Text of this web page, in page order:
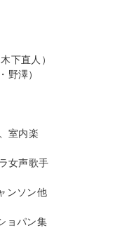
下直人）
野澤）
室内楽
女声歌手
ンソン他
ョパン集